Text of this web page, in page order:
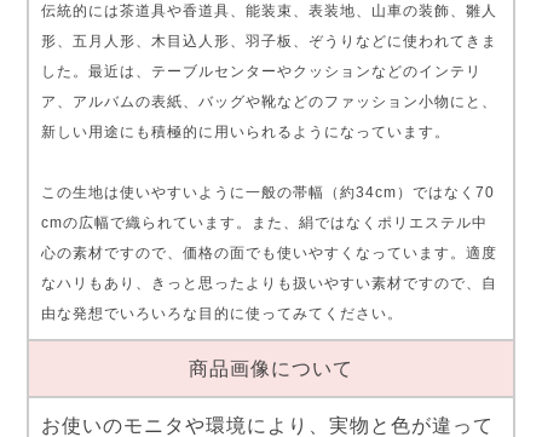
伝統的には茶道具や香道具、能装束、表装地、山車の装飾、雛人
形、五月人形、木目込人形、羽子板、ぞうりなどに使われてきま
した。最近は、テーブルセンターやクッションなどのインテリ
ア、アルバムの表紙、バッグや靴などのファッション小物にと、
新しい用途にも積極的に用いられるようになっています。
この生地は使いやすいように一般の帯幅（約34cm）ではなく70
cmの広幅で織られています。また、絹ではなくポリエステル中
心の素材ですので、価格の面でも使いやすくなっています。適度
なハリもあり、きっと思ったよりも扱いやすい素材ですので、自
由な発想でいろいろな目的に使ってみてください。
商品画像について
お使いのモニタや環境により、実物と色が違って